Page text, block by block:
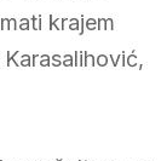
krajem